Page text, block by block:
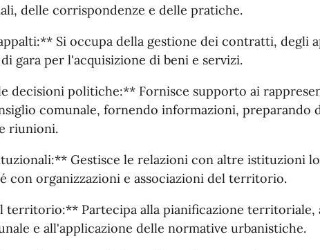
delle corrispondenze e delle pratiche.
Si occupa della gestione dei contratti, degli
gara per l'acquisizione di beni e servizi.
decisioni politiche:** Fornisce supporto ai
comunale, fornendo informazioni, preparando
riunioni.
Gestisce le relazioni con altre istituzioni
con organizzazioni e associazioni del territorio.
territorio:** Partecipa alla pianificazione territoriale,
e all'applicazione delle normative urbanistiche.